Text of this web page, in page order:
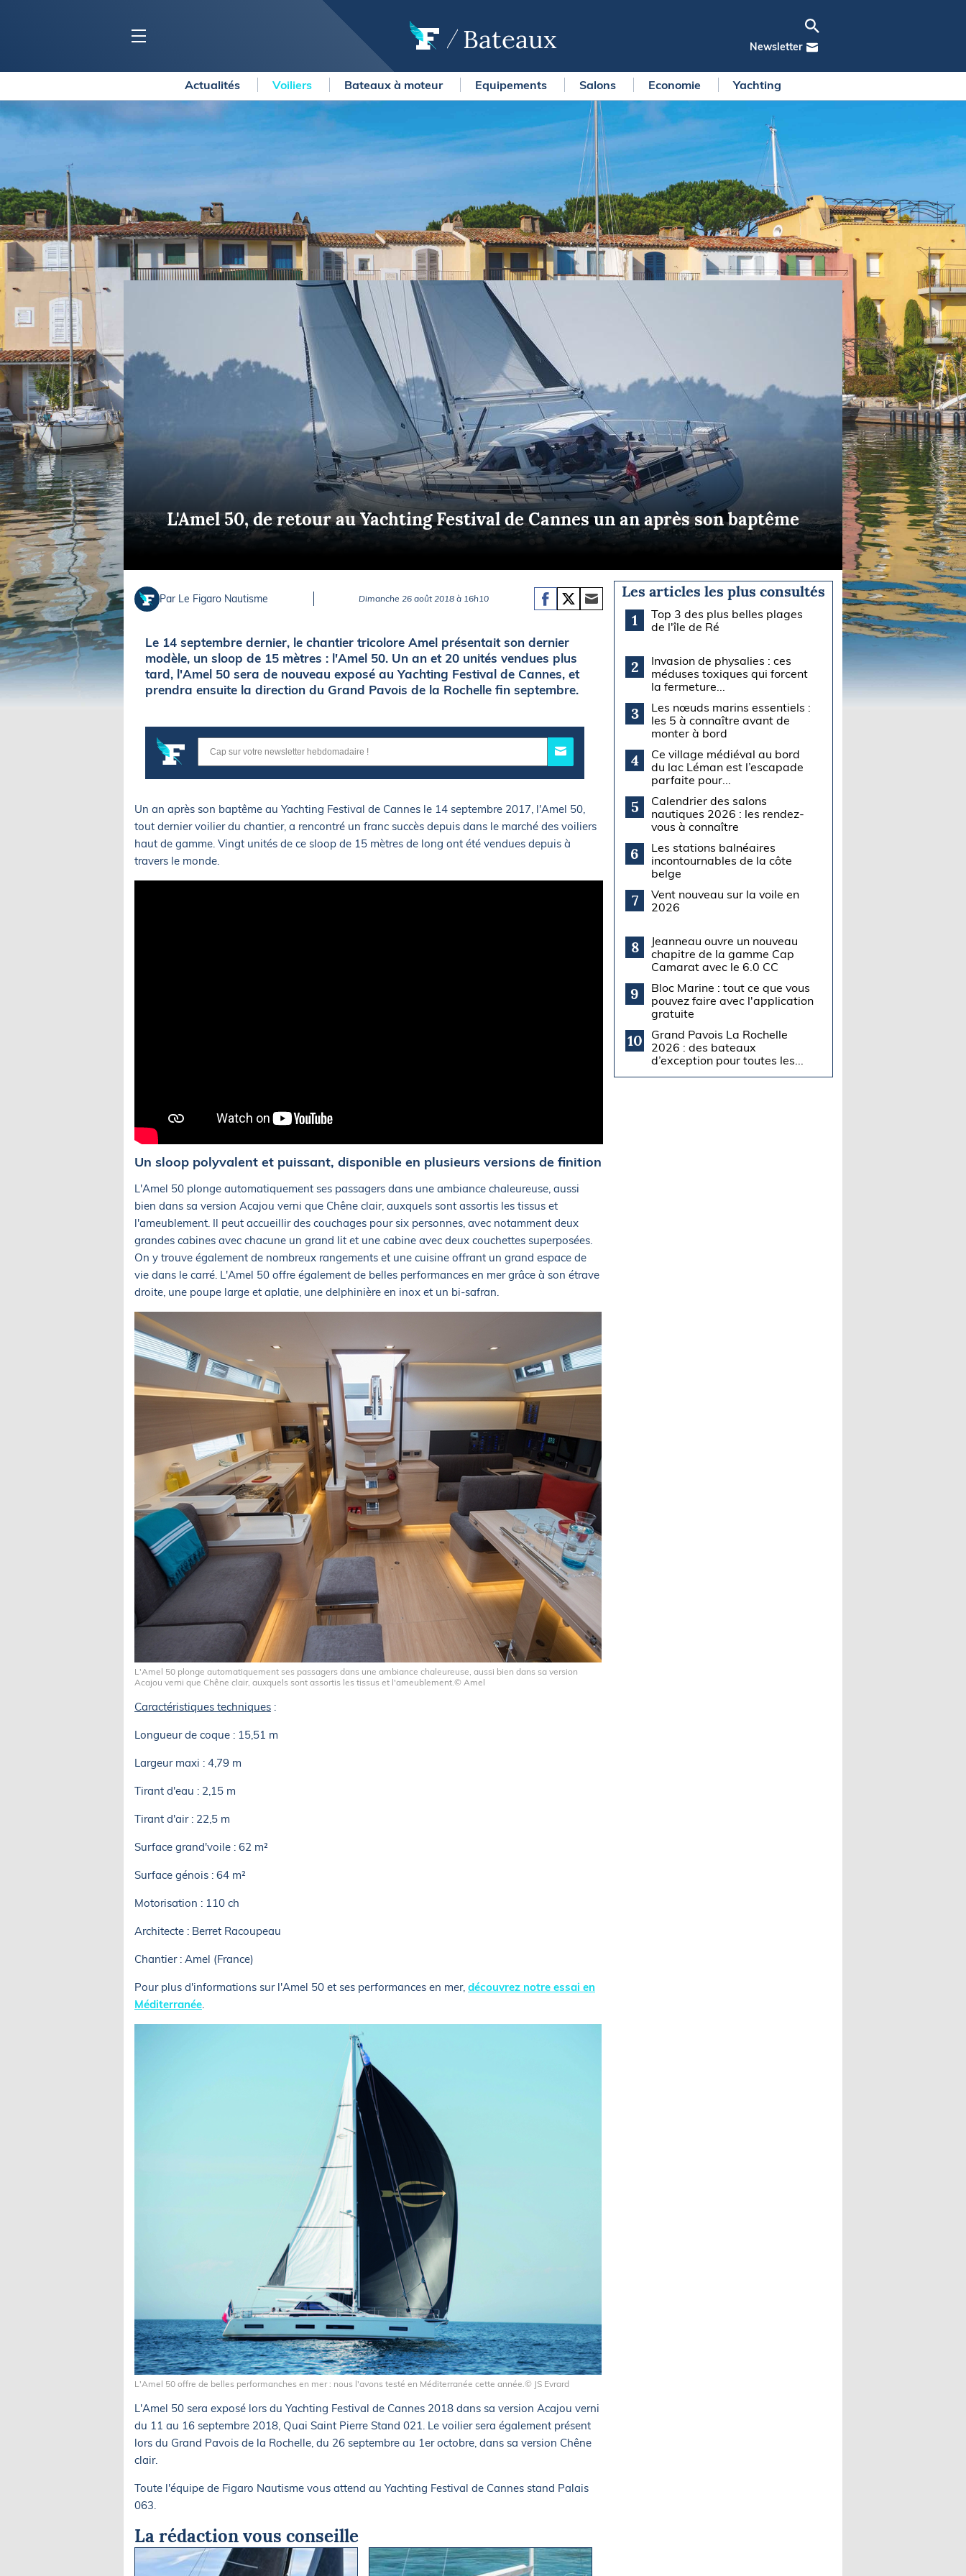
Bateaux Newsletter
BLOC MARINE
Ports
rédaction
Application Bloc Marine
Règlementation
BATEAUX
Salons
Economie
COURSES
Courses au large
Régates
Arkea Ultim Challenge
Route du Rhum - Destination
Guadeloupe
Transat Café l'Or
America's Cup
LOISIRS
Pêche en mer
Plongée
Glisse
LIFESTYLE
Shopping
Gastronomie
Blogs
SERVICES
Nos magazines
La newsletter
METEO CONSULT Marine
Briefings
FLASH INFO
Actualités Voiliers Bateaux à moteur Equipements Salons Economie Yachting
L'Amel 50, de retour au Yachting Festival de Cannes un an après son baptême
Par Le Figaro Nautisme Dimanche 26 août 2018 à 16h10
Le 14 septembre dernier, le chantier tricolore Amel présentait son dernier
modèle, un sloop de 15 mètres : l'Amel 50. Un an et 20 unités vendues plus
tard, l'Amel 50 sera de nouveau exposé au Yachting Festival de Cannes, et
prendra ensuite la direction du Grand Pavois de la Rochelle fin septembre.
Un an après son baptême au Yachting Festival de Cannes le 14 septembre 2017, l'Amel 50,
tout dernier voilier du chantier, a rencontré un franc succès depuis dans le marché des voiliers
haut de gamme. Vingt unités de ce sloop de 15 mètres de long ont été vendues depuis à
travers le monde.
Un sloop polyvalent et puissant, disponible en plusieurs versions de finition
L'Amel 50 plonge automatiquement ses passagers dans une ambiance chaleureuse, aussi
bien dans sa version Acajou verni que Chêne clair, auxquels sont assortis les tissus et
l'ameublement. Il peut accueillir des couchages pour six personnes, avec notamment deux
grandes cabines avec chacune un grand lit et une cabine avec deux couchettes superposées.
On y trouve également de nombreux rangements et une cuisine offrant un grand espace de
vie dans le carré. L'Amel 50 offre également de belles performances en mer grâce à son étrave
droite, une poupe large et aplatie, une delphinière en inox et un bi-safran.
L'Amel 50 plonge automatiquement ses passagers dans une ambiance chaleureuse, aussi bien dans sa version
Acajou verni que Chêne clair, auxquels sont assortis les tissus et l'ameublement.© Amel
Caractéristiques techniques :
Longueur de coque : 15,51 m
Largeur maxi : 4,79 m
Tirant d'eau : 2,15 m
Tirant d'air : 22,5 m
Surface grand'voile : 62 m²
Surface génois : 64 m²
Motorisation : 110 ch
Architecte : Berret Racoupeau
Chantier : Amel (France)
Pour plus d'informations sur l'Amel 50 et ses performances en mer, découvrez notre essai en
Méditerranée.
L'Amel 50 offre de belles performanches en mer : nous l'avons testé en Méditerranée cette année.© JS Evrard
L'Amel 50 sera exposé lors du Yachting Festival de Cannes 2018 dans sa version Acajou verni
du 11 au 16 septembre 2018, Quai Saint Pierre Stand 021. Le voilier sera également présent
lors du Grand Pavois de la Rochelle, du 26 septembre au 1er octobre, dans sa version Chêne
clair.
Toute l'équipe de Figaro Nautisme vous attend au Yachting Festival de Cannes stand Palais
063.
La rédaction vous conseille
Les articles les plus consultés
1
Top 3 des plus belles plages
de l'île de Ré
2
Invasion de physalies : ces
méduses toxiques qui forcent
la fermeture...
3
Les nœuds marins essentiels :
les 5 à connaître avant de
monter à bord
4
Ce village médiéval au bord
du lac Léman est l’escapade
parfaite pour...
5
Calendrier des salons
nautiques 2026 : les rendez-
vous à connaître
6
Les stations balnéaires
incontournables de la côte
belge
7
Vent nouveau sur la voile en
2026
8
Jeanneau ouvre un nouveau
chapitre de la gamme Cap
Camarat avec le 6.0 CC
9
Bloc Marine : tout ce que vous
pouvez faire avec l'application
gratuite
10
Grand Pavois La Rochelle
2026 : des bateaux
d’exception pour toutes les...